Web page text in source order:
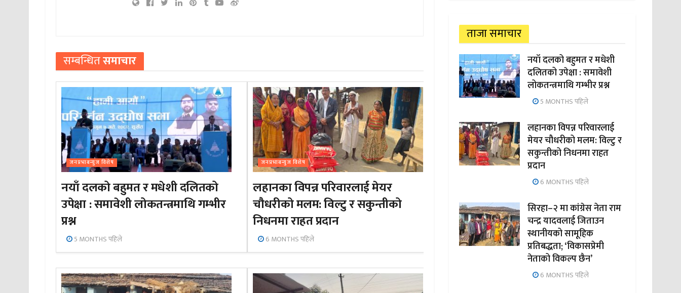
सम्बन्धितसमाचार
जनप्रभाबन्युज विशेष
नयाँ दलको बहुमत र मधेशी दलितको
उपेक्षा : समावेशी लोकतन्त्रमाथि गम्भीर
प्रश्न
5 MONTHS पहिले
जनप्रभाबन्युज विशेष
लहानका विपन्न परिवारलाई मेयर
चौधरीको मलम: विल्टु र सकुन्तीको
निधनमा राहत प्रदान
6 MONTHS पहिले
ताजा समाचार
नयाँ दलको बहुमत र मधेशी
दलितको उपेक्षा : समावेशी
लोकतन्त्रमाथि गम्भीर प्रश्न
5 MONTHS पहिले
लहानका विपन्न परिवारलाई
मेयर चौधरीको मलम: विल्टु र
सकुन्तीको निधनमा राहत
प्रदान
6 MONTHS पहिले
सिरहा–२ मा कांग्रेस नेता राम
चन्द्र यादवलाई जिताउन
स्थानीयको सामूहिक
प्रतिबद्धता; ‘विकासप्रेमी
नेताको विकल्प छैन’
6 MONTHS पहिले